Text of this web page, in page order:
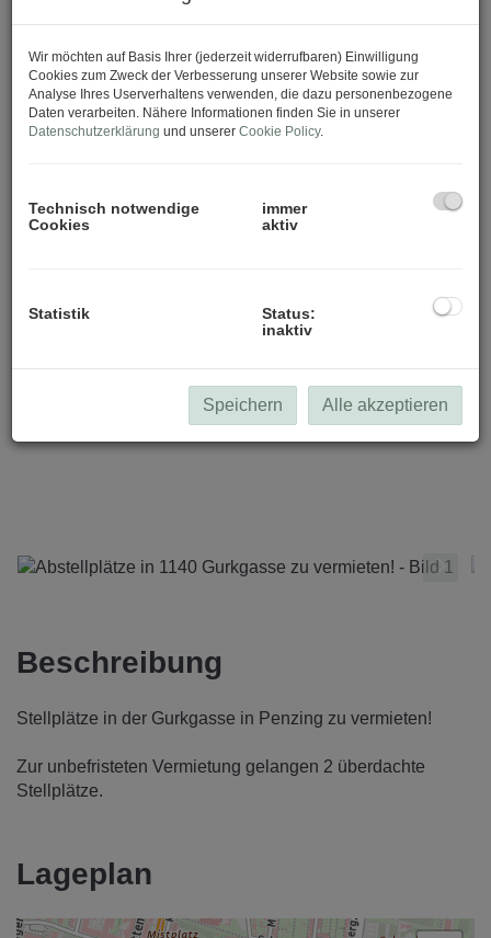
Download Expose
Beschreibung
Stellplätze in der Gurkgasse in Penzing zu vermieten!
Zur unbefristeten Vermietung gelangen 2 überdachte
Stellplätze.
Lageplan
Wir möchten auf Basis Ihrer (jederzeit widerrufbaren) Einwilligung
Cookies zum Zweck der Verbesserung unserer Website sowie zur
Analyse Ihres Userverhaltens verwenden, die dazu personenbezogene
Daten verarbeiten. Nähere Informationen finden Sie in unserer
Datenschutzerklärung und unserer Cookie Policy.
Technisch notwendige
Cookies
immer
aktiv
Statistik
Status:
inaktiv
Speichern Alle akzeptieren